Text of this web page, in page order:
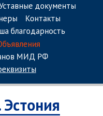
документы
Контакты
благодарность
МИД РФ